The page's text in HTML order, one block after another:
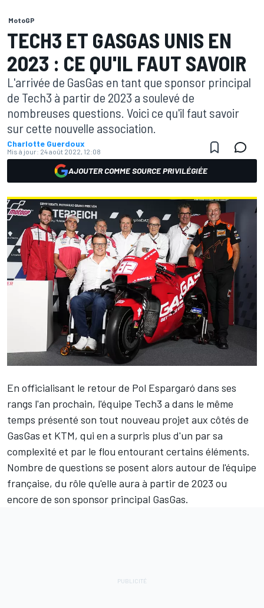
MotoGP
TECH3 ET GASGAS UNIS EN
2023 : CE QU'IL FAUT SAVOIR
L'arrivée de GasGas en tant que sponsor principal
de Tech3 à partir de 2023 a soulevé de
nombreuses questions. Voici ce qu'il faut savoir
sur cette nouvelle association.
Charlotte Guerdoux
Mis à jour: 24 août 2022, 12:08
AJOUTER COMME SOURCE PRIVILÉGIÉE
En officialisant le retour de Pol Espargaró dans ses
rangs l'an prochain, l'équipe Tech3 a dans le même
temps présenté son tout nouveau projet aux côtés de
GasGas et KTM, qui en a surpris plus d'un par sa
complexité et par le flou entourant certains éléments.
Nombre de questions se posent alors autour de l'équipe
française, du rôle qu'elle aura à partir de 2023 ou
encore de son sponsor principal GasGas.